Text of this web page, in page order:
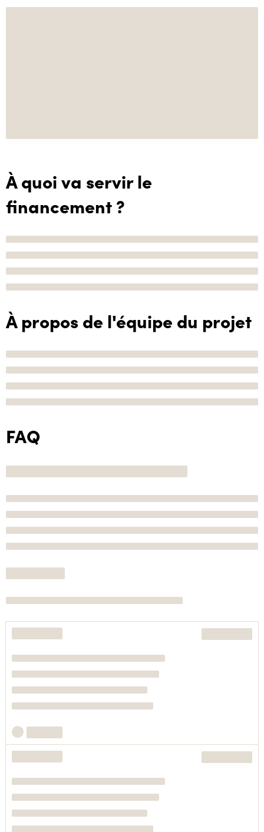
À quoi va servir le
financement ?
À propos de l'équipe du projet
FAQ